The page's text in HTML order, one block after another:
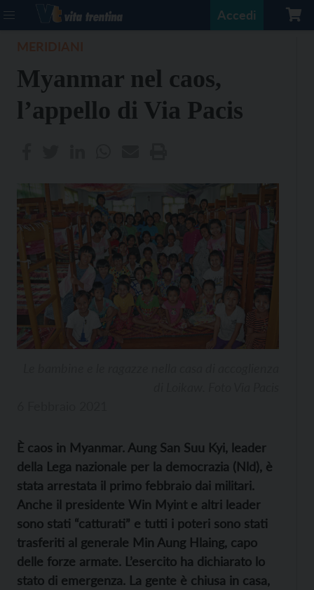
Accedi
Myanmar nel caos,
l’appello di Via Pacis
È caos in Myanmar. Aung San Suu Kyi, leader
della Lega nazionale per la democrazia (Nld), è
stata arrestata il primo febbraio dai militari.
Anche il presidente Win Myint e altri leader
sono stati “catturati” e tutti i poteri sono stati
trasferiti al generale Min Aung Hlaing, capo
delle forze armate. L’esercito ha dichiarato lo
stato di emergenza. La gente è chiusa in casa,